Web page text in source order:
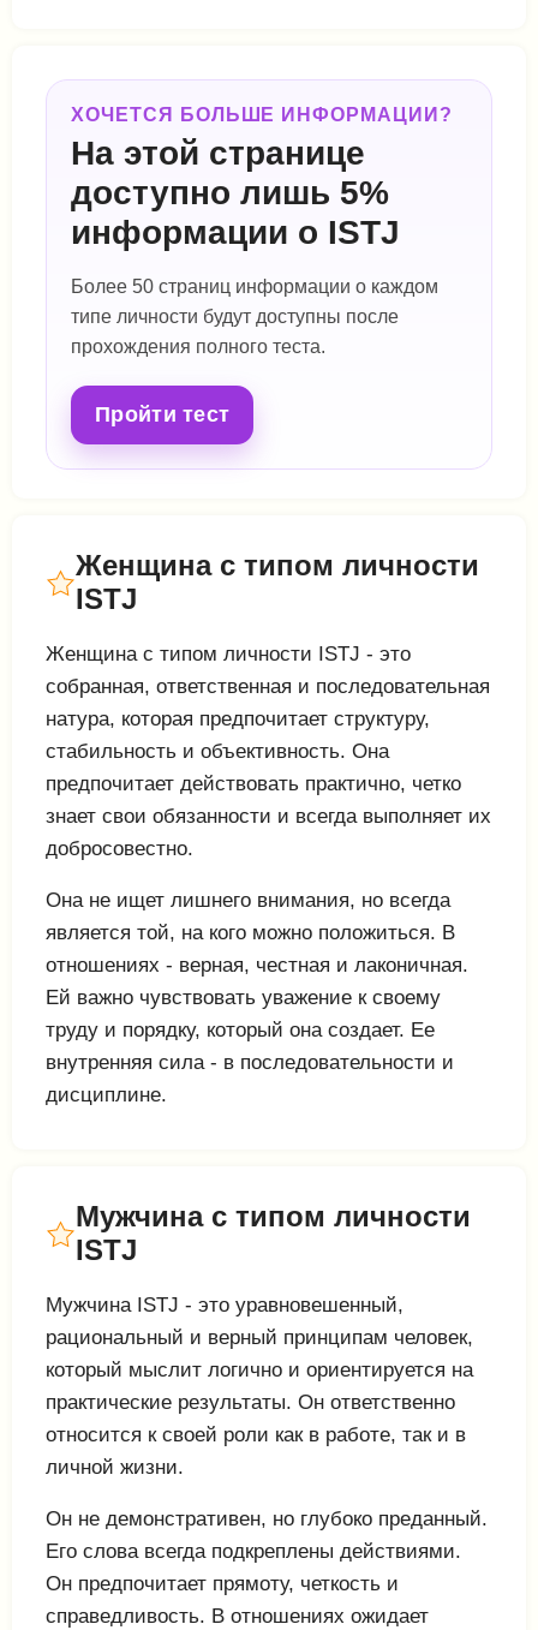
ХОЧЕТСЯ БОЛЬШЕ ИНФОРМАЦИИ?
На этой странице
доступно лишь 5%
информации о ISTJ
Более 50 страниц информации о каждом
типе личности будут доступны после
прохождения полного теста.
Пройти тест
Женщина с типом личности
ISTJ
Женщина с типом личности ISTJ - это
собранная, ответственная и последовательная
натура, которая предпочитает структуру,
стабильность и объективность. Она
предпочитает действовать практично, четко
знает свои обязанности и всегда выполняет их
добросовестно.
Она не ищет лишнего внимания, но всегда
является той, на кого можно положиться. В
отношениях - верная, честная и лаконичная.
Ей важно чувствовать уважение к своему
труду и порядку, который она создает. Ее
внутренняя сила - в последовательности и
дисциплине.
Мужчина с типом личности
ISTJ
Мужчина ISTJ - это уравновешенный,
рациональный и верный принципам человек,
который мыслит логично и ориентируется на
практические результаты. Он ответственно
относится к своей роли как в работе, так и в
личной жизни.
Он не демонстративен, но глубоко преданный.
Его слова всегда подкреплены действиями.
Он предпочитает прямоту, четкость и
справедливость. В отношениях ожидает